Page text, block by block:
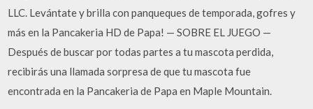
LLC. Levántate y brilla con panqueques de temporada, gofres y
más en la Pancakeria HD de Papa! — SOBRE EL JUEGO —
Después de buscar por todas partes a tu mascota perdida,
recibirás una llamada sorpresa de que tu mascota fue
encontrada en la Pancakeria de Papa en Maple Mountain.